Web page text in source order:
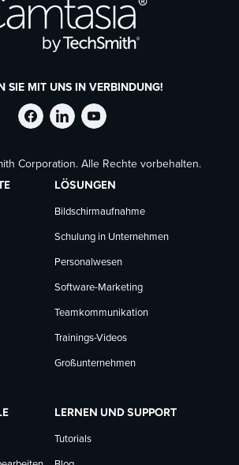
SIE MIT UNS IN VERBINDUNG!
TechSmith
auf
Facebook
folgen
TechSmith
auf
LinkedIn
folgen
TechSmith
auf
YouTube
folgen
Corporation. Alle Rechte vorbehalten.
LÖSUNGEN
Bildschirmaufnahme
Schulung in Unternehmen
Personalwesen
Software-Marketing
Teamkommunikation
Trainings-Videos
Großunternehmen
LERNEN UND SUPPORT
Tutorials